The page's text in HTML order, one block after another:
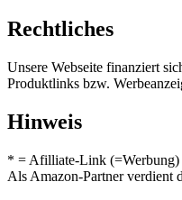
Rechtliches
Unsere Webseite finanziert
Produktlinks bzw.
Hinweis
* = Afilliate-Link (=Werbung)
Als Amazon-Partner verdient